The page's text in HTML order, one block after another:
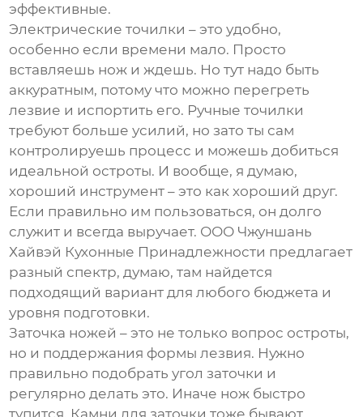
эффективные.
Электрические точилки – это удобно,
особенно если времени мало. Просто
вставляешь нож и ждешь. Но тут надо быть
аккуратным, потому что можно перегреть
лезвие и испортить его. Ручные точилки
требуют больше усилий, но зато ты сам
контролируешь процесс и можешь добиться
идеальной остроты. И вообще, я думаю,
хороший инструмент – это как хороший друг.
Если правильно им пользоваться, он долго
служит и всегда выручает. ООО Чжуншань
Хайвэй Кухонные Принадлежности предлагает
разный спектр, думаю, там найдется
подходящий вариант для любого бюджета и
уровня подготовки.
Заточка ножей – это не только вопрос остроты,
но и поддержания формы лезвия. Нужно
правильно подобрать угол заточки и
регулярно делать это. Иначе нож быстро